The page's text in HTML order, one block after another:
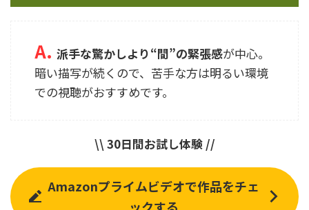
A. 派手な驚かしより“間”の緊張感が中心。
暗い描写が続くので、苦手な方は明るい環境
での視聴がおすすめです。
\\ 30日間お試し体験 //
Amazonプライムビデオで作品をチェ